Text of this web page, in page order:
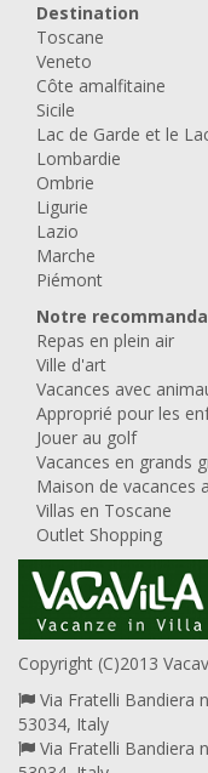
Destination
Toscane
Veneto
Côte amalfitaine
Sicile
Lac de Garde et le
Lombardie
Ombrie
Ligurie
Lazio
Marche
Piémont
Notre
Repas en plein air
Ville d'art
Vacances avec
Approprié pour les
Jouer au golf
Vacances en grands
Maison de vacances
Villas en Toscane
Outlet Shopping
Copyright (C)2013
Via Fratelli Bandiera
53034, Italy
Via Fratelli Bandiera